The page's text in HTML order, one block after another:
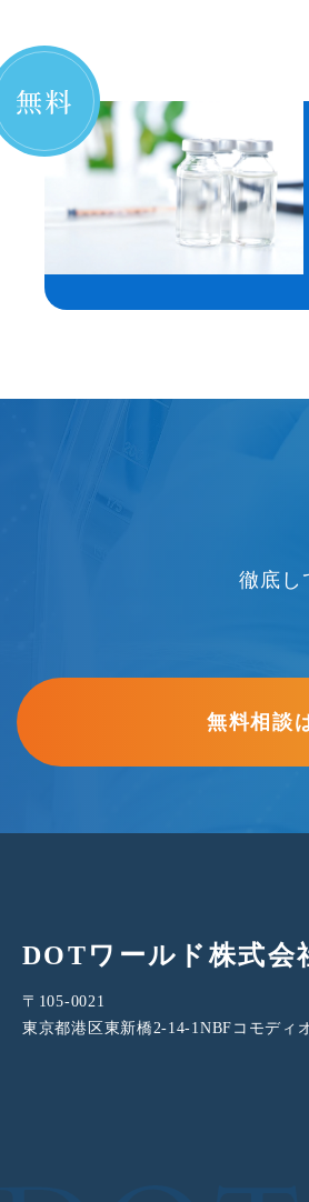
徹底し
無料相談
DOTワールド株式会
〒105-0021
東京都港区東新橋2-14-1NBFコモディ